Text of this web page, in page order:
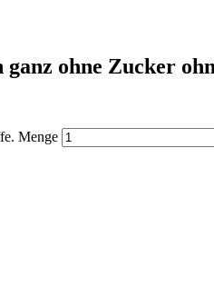
ohne Zucker
Menge